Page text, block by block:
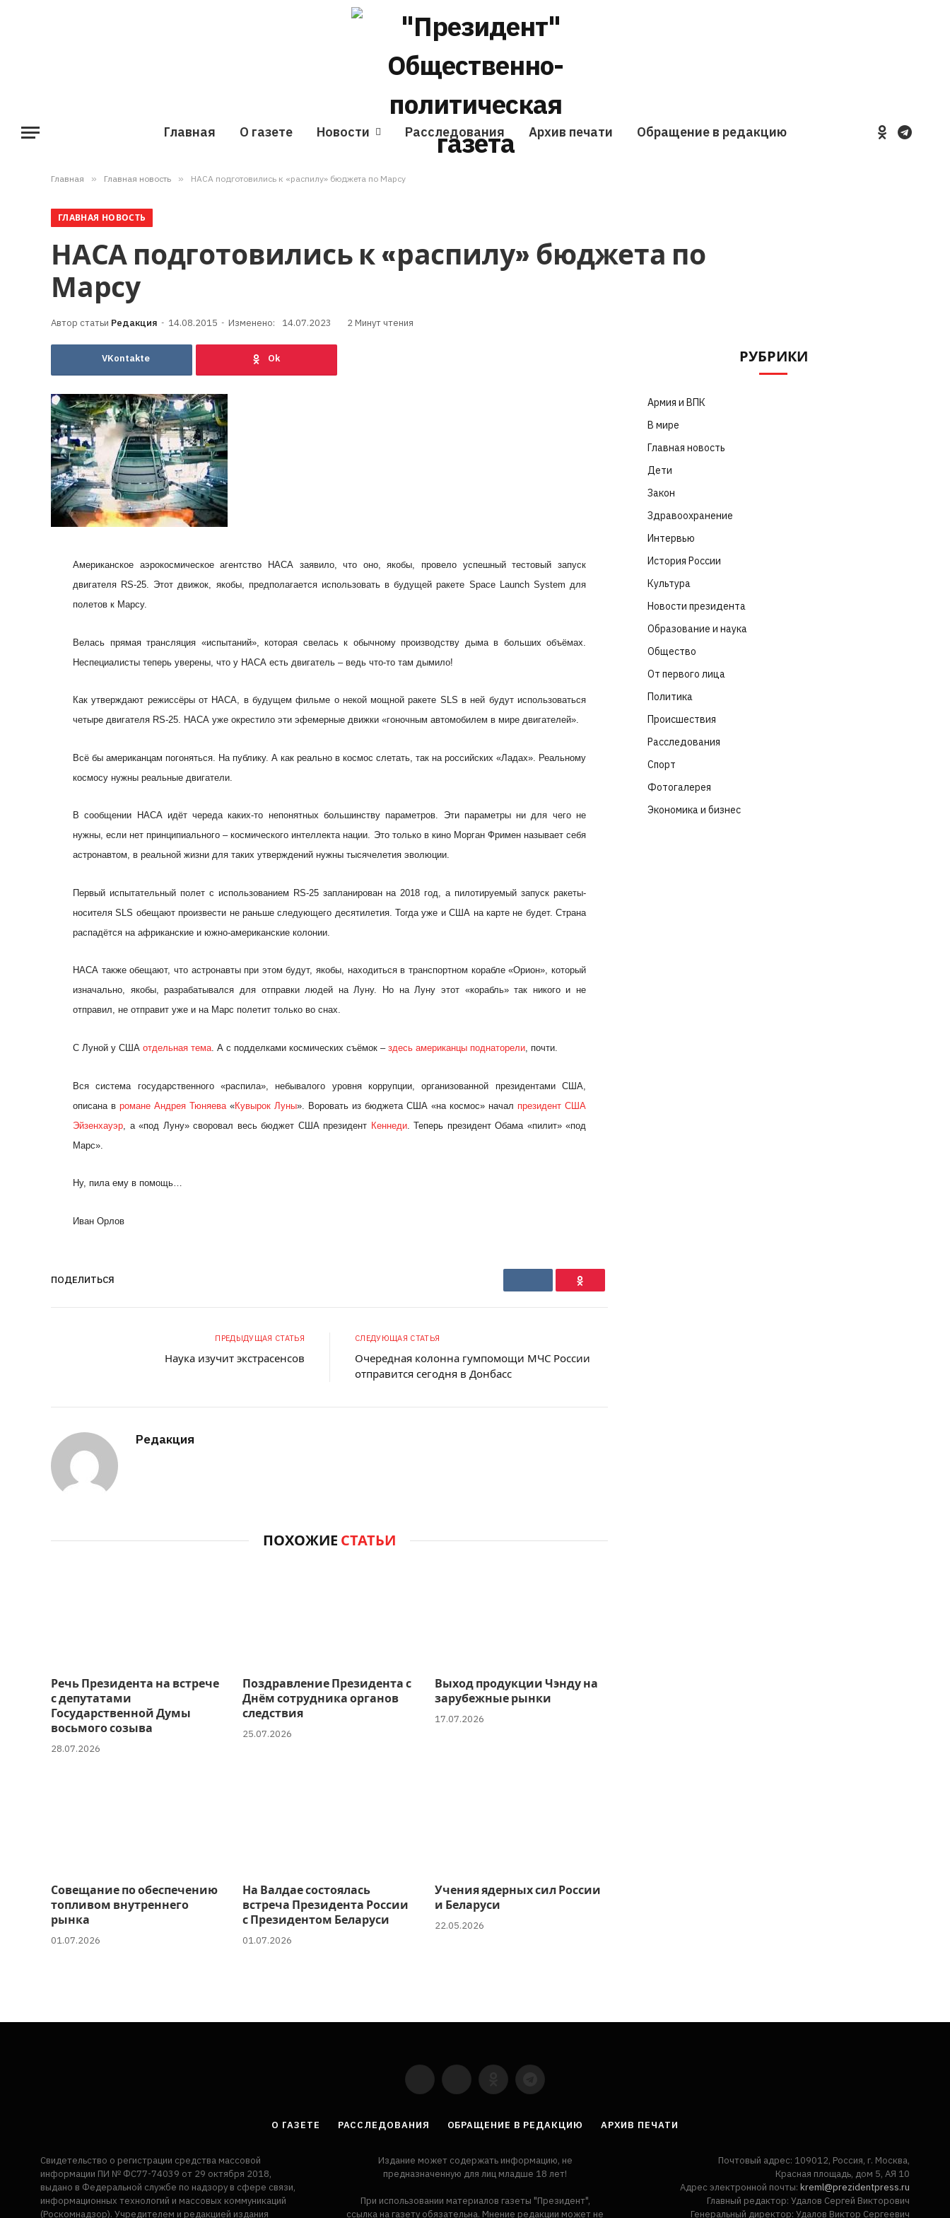
Главная О газете Новости Расследования Архив печати Обращение в редакцию YouTubeVKontakte
LinkedIn
Flickr
Главная » Главная новость » НАСА подготовились к «распилу» бюджета по Марсу
ГЛАВНАЯ НОВОСТЬ
НАСА подготовились к «распилу» бюджета по
Марсу
Редакция 14.08.2015 Изменено: 14.07.2023 2 Минут чтения
VKontakte
Американское аэрокосмическое агентство НАСА заявило, что оно, якобы, провело успешный тестовый запуск
двигателя RS-25. Этот движок, якобы, предполагается использовать в будущей ракете Space Launch System для
полетов к Марсу.
Велась прямая трансляция «испытаний», которая свелась к обычному производству дыма в больших объёмах.
Неспециалисты теперь уверены, что у НАСА есть двигатель – ведь что-то там дымило!
Как утверждают режиссёры от НАСА, в будущем фильме о некой мощной ракете SLS в ней будут использоваться
четыре двигателя RS-25. НАСА уже окрестило эти эфемерные движки «гоночным автомобилем в мире двигателей».
Всё бы американцам погоняться. На публику. А как реально в космос слетать, так на российских «Ладах». Реальному
космосу нужны реальные двигатели.
В сообщении НАСА идёт череда каких-то непонятных большинству параметров. Эти параметры ни для чего не
нужны, если нет принципиального – космического интеллекта нации. Это только в кино Морган Фримен называет себя
астронавтом, в реальной жизни для таких утверждений нужны тысячелетия эволюции.
Первый испытательный полет с использованием RS-25 запланирован на 2018 год, а пилотируемый запуск ракеты-
носителя SLS обещают произвести не раньше следующего десятилетия. Тогда уже и США на карте не будет. Страна
распадётся на африканские и южно-американские колонии.
НАСА также обещают, что астронавты при этом будут, якобы, находиться в транспортном корабле «Орион», который
изначально, якобы, разрабатывался для отправки людей на Луну. Но на Луну этот «корабль» так никого и не
отправил, не отправит уже и на Марс полетит только во снах.
С Луной у США отдельная тема . А с подделками космических съёмок – здесь американцы поднаторели , почти.
Вся система государственного «распила», небывалого уровня коррупции, организованной президентами США,
описана в романе Андрея Тюняева «Кувырок Луны». Воровать из бюджета США «на космос» начал президент США
Эйзенхауэр , а «под Луну» своровал весь бюджет США президент Кеннеди. Теперь президент Обама «пилит» «под
Марс».
Ну, пила ему в помощь…
Иван Орлов
ПОДЕЛИТЬСЯ VKontakte
Ok
ПРЕДЫДУЩАЯ СТАТЬЯ
Наука изучит экстрасенсов
СЛЕДУЮЩАЯ СТАТЬЯ
Очередная колонна гумпомощи МЧС России
отправится сегодня в Донбасс
Редакция
ПОХОЖИЕ СТАТЬИ
Речь Президента на встрече
с депутатами
Государственной Думы
восьмого созыва
28.07.2026
Поздравление Президента с
Днём сотрудника органов
следствия
25.07.2026
Выход продукции Чэнду на
зарубежные рынки
17.07.2026
Совещание по обеспечению
топливом внутреннего
рынка
01.07.2026
На Валдае состоялась
встреча Президента России
с Президентом Беларуси
01.07.2026
Учения ядерных сил России
и Беларуси
22.05.2026
РУБРИКИ
Армия и ВПК
В мире
Главная новость
Дети
Закон
Здравоохранение
Интервью
История России
Культура
Новости президента
Образование и наука
Общество
От первого лица
Политика
Происшествия
Расследования
Спорт
Фотогалерея
Экономика и бизнес
YouTubeVKontakte
LinkedInFlickr
О ГАЗЕТЕ РАССЛЕДОВАНИЯ ОБРАЩЕНИЕ В РЕДАКЦИЮ АРХИВ ПЕЧАТИ
Свидетельство о регистрации средства массовой
информации ПИ № ФС77-74039 от 29 октября 2018,
выдано в Федеральной службе по надзору в сфере связи,
информационных технологий и массовых коммуникаций
(Роскомнадзор). Учредителем и редакцией издания
Издание может содержать информацию, не
предназначенную для лиц младше 18 лет!
При использовании материалов газеты "Президент",
ссылка на газету обязательна. Мнение редакции может не
Почтовый адрес: 109012, Россия, г. Москва,
Красная площадь, дом 5, АЯ 10
Адрес электронной почты: kreml@prezidentpress.ru
Главный редактор: Удалов Сергей Викторович
Генеральный директор: Удалов Виктор Сергеевич